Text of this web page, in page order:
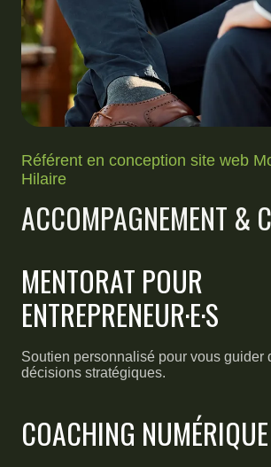
Référent en conception site web
Hilaire
ACCOMPAGNEMENT &
MENTORAT POUR
ENTREPRENEUR·E·S
Soutien personnalisé pour vous guider
décisions stratégiques.
COACHING